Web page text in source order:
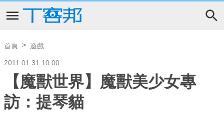
首頁 遊戲
2011.01.31 10:00
【魔獸世界】魔獸美少女專
訪：提琴貓